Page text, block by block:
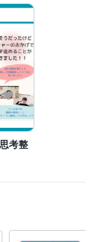
ュメント:3年
CapCut:2年
考整